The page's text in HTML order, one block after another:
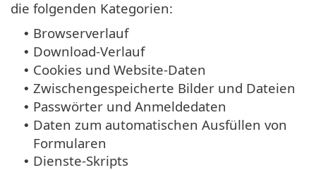
die folgenden Kategorien:
• Browserverlauf
• Download-Verlauf
• Cookies und Website-Daten
• Zwischengespeicherte Bilder und Dateien
• Passwörter und Anmeldedaten
• Daten zum automatischen Ausfüllen von
Formularen
• Dienste-Skripts